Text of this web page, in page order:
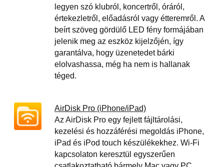
legyen szó klubról, koncertről, óráról,
értekezletről, előadásról vagy étteremről. A
beírt szöveg gördülő LED fény formájában
jelenik meg az eszköz kijelzőjén, így
garantálva, hogy üzenetedet bárki
elolvashassa, még ha nem is hallanak
téged.
AirDisk Pro (iPhone/iPad)
Az AirDisk Pro egy fejlett fájltárolási,
kezelési és hozzáférési megoldás iPhone,
iPad és iPod touch készülékekhez. Wi-Fi
kapcsolaton keresztül egyszerűen